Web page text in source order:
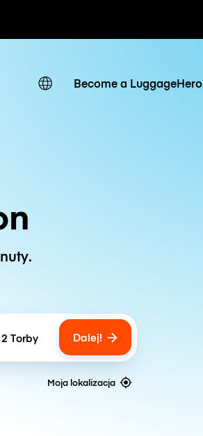
/ dzienne
Become a LuggageHero
Number of bags
2 Torby Dalej!
Moja lokalizacja